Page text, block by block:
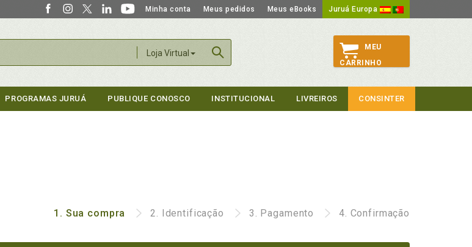
Minha conta Meus pedidos Meus eBooks Juruá Europa
Loja Virtual
MEU
CARRINHO
PROGRAMAS JURUÁ PUBLIQUE CONOSCO INSTITUCIONAL LIVREIROS CONSINTER
1. Sua compra 2. Identificação 3. Pagamento 4. Confirmação